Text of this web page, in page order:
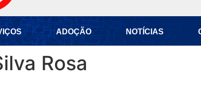
ADOÇÃO NOTÍCIAS
Rosa